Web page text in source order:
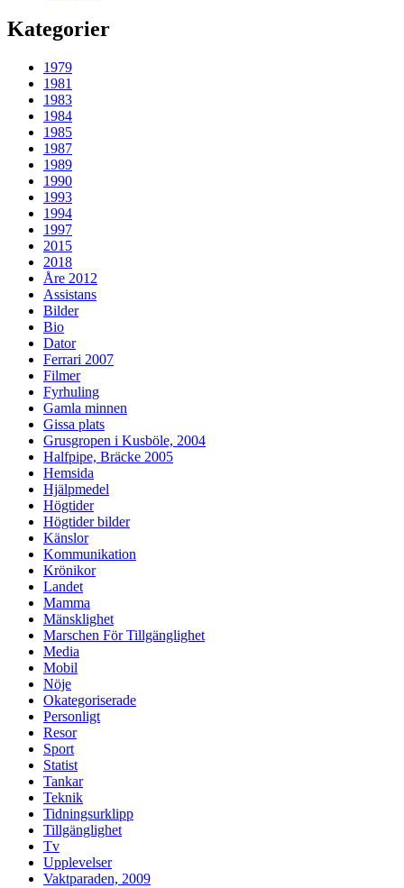
Kategorier
1979
1981
1983
1984
1985
1987
1989
1990
1993
1994
1997
2015
2018
Åre 2012
Assistans
Bilder
Bio
Dator
Ferrari 2007
Filmer
Fyrhuling
Gamla minnen
Gissa plats
Grusgropen i Kusböle, 2004
Halfpipe, Bräcke 2005
Hemsida
Hjälpmedel
Högtider
Högtider bilder
Känslor
Kommunikation
Krönikor
Landet
Mamma
Mänsklighet
Marschen För Tillgänglighet
Media
Mobil
Nöje
Okategoriserade
Personligt
Resor
Sport
Statist
Tankar
Teknik
Tidningsurklipp
Tillgänglighet
Tv
Upplevelser
Vaktparaden, 2009